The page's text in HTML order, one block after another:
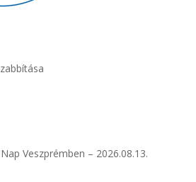
Veszprémben – 2026.08.13.